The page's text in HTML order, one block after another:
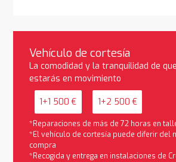
Vehículo de cortesía
La comodidad y la tranquilidad de
estarás en movimiento
1+1 500 € 1+2 500 €
*Reparaciones de más de 72 horas en
*El vehículo de cortesía puede diferir del
compra
*Recogida y entrega en instalaciones de